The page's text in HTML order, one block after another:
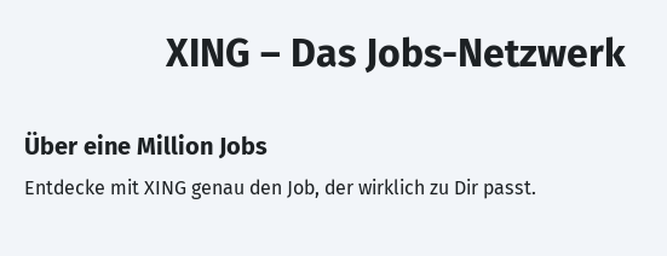
XING – Das Jobs-Netzwerk
Über eine Million Jobs
Entdecke mit XING genau den Job, der wirklich zu Dir passt.